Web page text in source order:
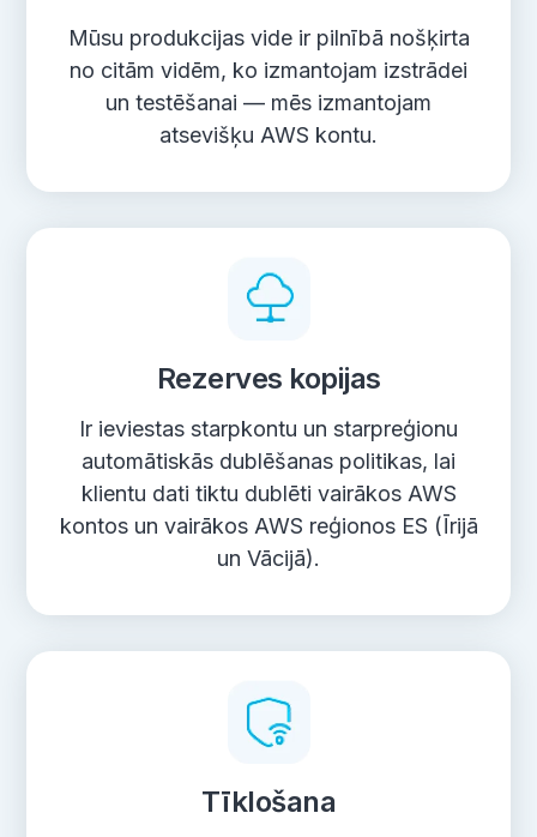
Mūsu produkcijas vide ir pilnībā nošķirta
no citām vidēm, ko izmantojam izstrādei
un testēšanai — mēs izmantojam
atsevišķu AWS kontu.
Rezerves kopijas
Ir ieviestas starpkontu un starpreģionu
automātiskās dublēšanas politikas, lai
klientu dati tiktu dublēti vairākos AWS
kontos un vairākos AWS reģionos ES (Īrijā
un Vācijā).
Tīklošana